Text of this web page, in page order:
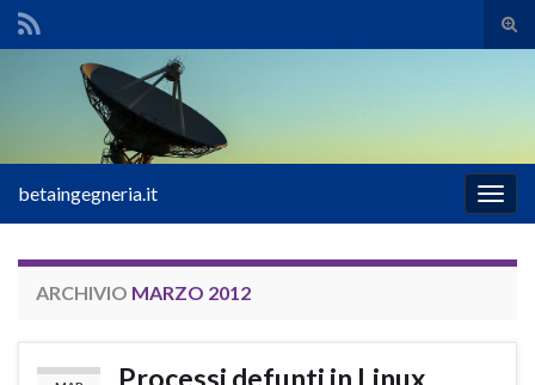
il
Search for:
la
betaingegneria.it
ARCHIVIO MARZO 2012
Processi defunti in Linux